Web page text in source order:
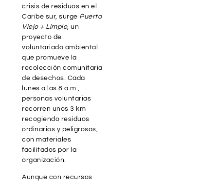
crisis de residuos en el
Caribe sur, surge Puerto
Viejo + Limpio, un
proyecto de
voluntariado ambiental
que promueve la
recolección comunitaria
de desechos. Cada
lunes a las 8 a.m.,
personas voluntarias
recorren unos 3 km
recogiendo residuos
ordinarios y peligrosos,
con materiales
facilitados por la
organización.
Aunque con recursos